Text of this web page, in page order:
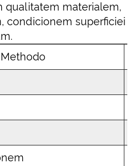
qualitatem materialem,
condicionem superficiei